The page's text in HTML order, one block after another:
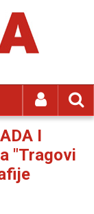
I
"Tragovi